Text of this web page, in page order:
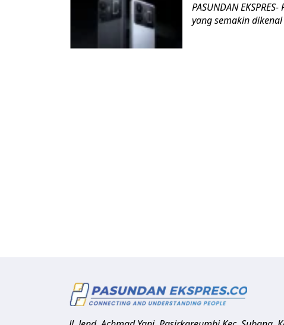
PASUNDAN
yang semakin